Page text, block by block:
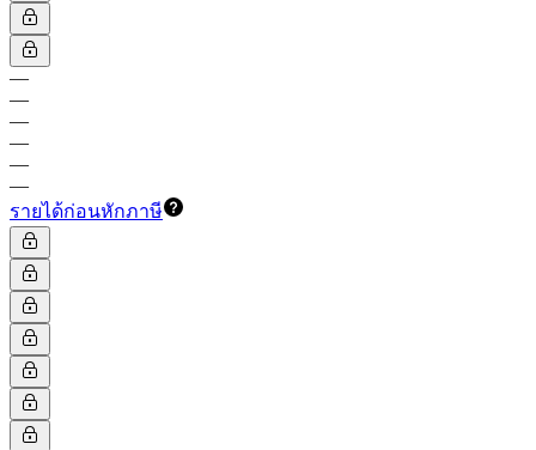
—
—
—
—
—
—
รายได้ก่อนหักภาษี